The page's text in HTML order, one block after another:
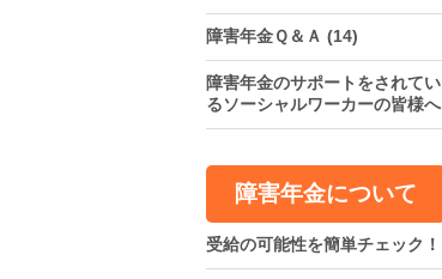
障害年金Ｑ＆Ａ (14)
障害年金のサポートをされてい
るソーシャルワーカーの皆様へ
障害年金について
受給の可能性を簡単チェック！